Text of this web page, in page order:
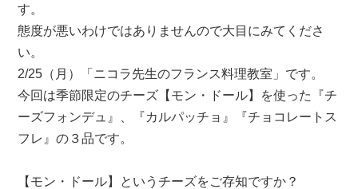
ま
し
た！
は
す。
態度が悪いわけではありませんので大目にみてくださ
い。
2/25（月）「ニコラ先生のフランス料理教室」です。
今回は季節限定のチーズ【モン・ドール】を使った『チ
ーズフォンデュ』、『カルパッチョ』『チョコレートス
フレ』の３品です。
【モン・ドール】というチーズをご存知ですか？